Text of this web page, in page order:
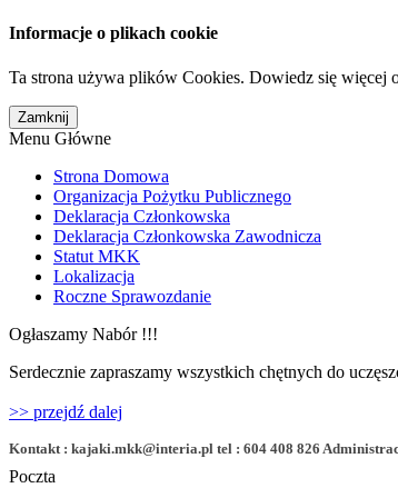
Informacje o plikach cookie
Ta strona używa plików Cookies. Dowiedz się więcej
Menu Główne
Strona Domowa
Organizacja Pożytku Publicznego
Deklaracja Członkowska
Deklaracja Członkowska Zawodnicza
Statut MKK
Lokalizacja
Roczne Sprawozdanie
Ogłaszamy Nabór !!!
Serdecznie zapraszamy wszystkich chętnych do
>> przejdź dalej
Kontakt : kajaki.mkk@interia.pl tel : 604 408 826
Poczta